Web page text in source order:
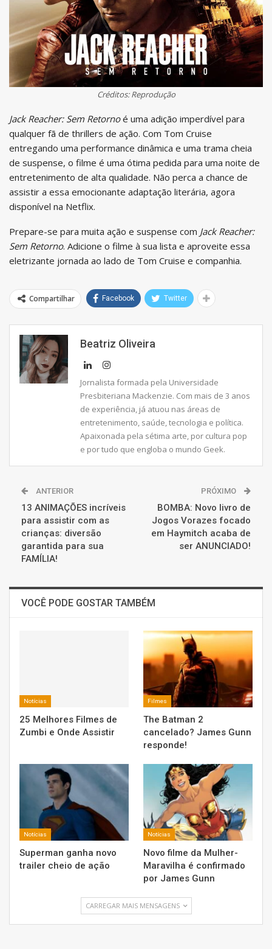
Créditos: Reprodução
Jack Reacher: Sem Retornoé uma adição imperdível para
qualquer fã de thrillers de ação. Com Tom Cruise
entregando uma performance dinâmica e uma trama cheia
de suspense, o filme é uma ótima pedida para uma noite de
entretenimento de alta qualidade. Não perca a chance de
assistir a essa emocionante adaptação literária, agora
disponível na Netflix.
Prepare-se para muita ação e suspense com Jack Reacher:
Sem Retorno. Adicione o filme à sua lista e aproveite essa
eletrizante jornada ao lado de Tom Cruise e companhia.
Compartilhar Facebook Twitter
Beatriz Oliveira
Jornalista formada pela Universidade
Presbiteriana Mackenzie. Com mais de 3 anos
de experiência, já atuou nas áreas de
entretenimento, saúde, tecnologia e política.
Apaixonada pela sétima arte, por cultura pop
e por tudo que engloba o mundo Geek.
ANTERIOR
13 ANIMAÇÕES incríveis
para assistir com as
crianças: diversão
garantida para sua
FAMÍLIA!
PRÓXIMO
BOMBA: Novo livro de
Jogos Vorazes focado
em Haymitch acaba de
ser ANUNCIADO!
VOCÊ PODE GOSTAR TAMBÉM
Notícias
25 Melhores Filmes de
Zumbi e Onde Assistir
Filmes
The Batman 2
cancelado? James Gunn
responde!
Notícias
Superman ganha novo
trailer cheio de ação
Notícias
Novo filme da Mulher-
Maravilha é confirmado
por James Gunn
CARREGAR MAIS MENSAGENS